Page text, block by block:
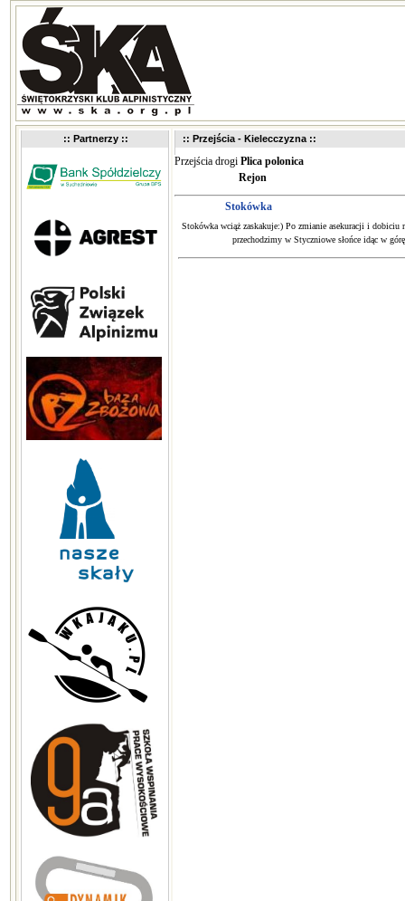
:: Partnerzy :: :: Przejścia - Kielecczyzna ::
Przejścia drogi Plica polonica
Rejon
Stokówka
Stokówka wciąż zaskakuje:) Po zmianie asekuracji i
przechodzimy w Styczniowe słońce idąc w